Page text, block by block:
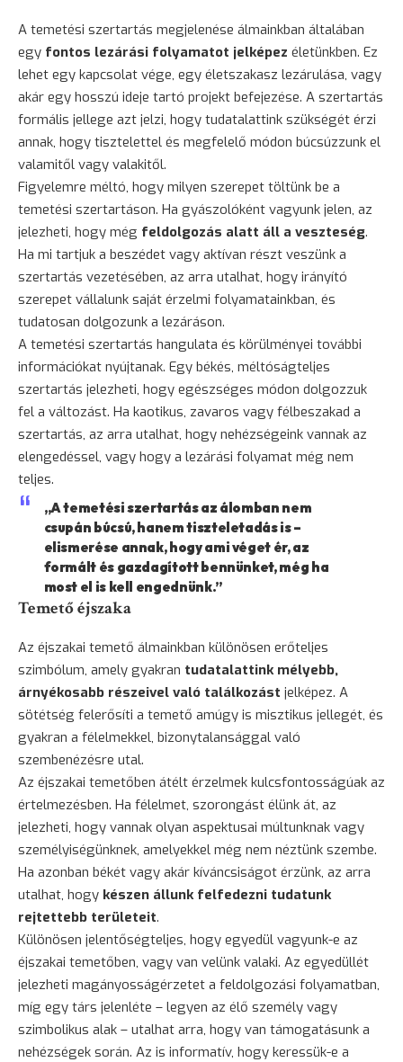
A temetési szertartás megjelenése álmainkban általában
egy fontos lezárási folyamatot jelképez életünkben. Ez
lehet egy kapcsolat vége, egy életszakasz lezárulása, vagy
akár egy hosszú ideje tartó projekt befejezése. A szertartás
formális jellege azt jelzi, hogy tudatalattink szükségét érzi
annak, hogy tisztelettel és megfelelő módon búcsúzzunk el
valamitől vagy valakitől.
Figyelemre méltó, hogy milyen szerepet töltünk be a
temetési szertartáson. Ha gyászolóként vagyunk jelen, az
jelezheti, hogy még feldolgozás alatt áll a veszteség.
Ha mi tartjuk a beszédet vagy aktívan részt veszünk a
szertartás vezetésében, az arra utalhat, hogy irányító
szerepet vállalunk saját érzelmi folyamatainkban, és
tudatosan dolgozunk a lezáráson.
A temetési szertartás hangulata és körülményei további
információkat nyújtanak. Egy békés, méltóságteljes
szertartás jelezheti, hogy egészséges módon dolgozzuk
fel a változást. Ha kaotikus, zavaros vagy félbeszakad a
szertartás, az arra utalhat, hogy nehézségeink vannak az
elengedéssel, vagy hogy a lezárási folyamat még nem
teljes.
„A temetési szertartás az álomban nem
csupán búcsú, hanem tiszteletadás is –
elismerése annak, hogy ami véget ér, az
formált és gazdagított bennünket, még ha
most el is kell engednünk.”
Temető éjszaka
Az éjszakai temető álmainkban különösen erőteljes
szimbólum, amely gyakran tudatalattink mélyebb,
árnyékosabb részeivel való találkozást jelképez. A
sötétség felerősíti a temető amúgy is misztikus jellegét, és
gyakran a félelmekkel, bizonytalansággal való
szembenézésre utal.
Az éjszakai temetőben átélt érzelmek kulcsfontosságúak az
értelmezésben. Ha félelmet, szorongást élünk át, az
jelezheti, hogy vannak olyan aspektusai múltunknak vagy
személyiségünknek, amelyekkel még nem néztünk szembe.
Ha azonban békét vagy akár kíváncsiságot érzünk, az arra
utalhat, hogy készen állunk felfedezni tudatunk
rejtettebb területeit.
Különösen jelentőségteljes, hogy egyedül vagyunk-e az
éjszakai temetőben, vagy van velünk valaki. Az egyedüllét
jelezheti magányosságérzetet a feldolgozási folyamatban,
míg egy társ jelenléte – legyen az élő személy vagy
szimbolikus alak – utalhat arra, hogy van támogatásunk a
nehézségek során. Az is informatív, hogy keressük-e a